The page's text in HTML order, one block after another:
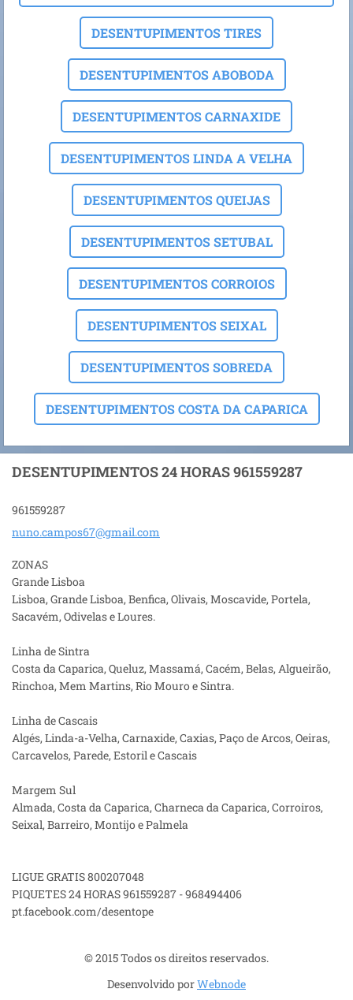
DESENTUPIMENTOS TIRES
DESENTUPIMENTOS ABOBODA
DESENTUPIMENTOS CARNAXIDE
DESENTUPIMENTOS LINDA A VELHA
DESENTUPIMENTOS QUEIJAS
DESENTUPIMENTOS SETUBAL
DESENTUPIMENTOS CORROIOS
DESENTUPIMENTOS SEIXAL
DESENTUPIMENTOS SOBREDA
DESENTUPIMENTOS COSTA DA CAPARICA
DESENTUPIMENTOS 24 HORAS 961559287
961559287
nuno.campos67@gmail.com
ZONAS
Grande Lisboa
Lisboa, Grande Lisboa, Benfica, Olivais, Moscavide, Portela,
Sacavém, Odivelas e Loures.
Linha de Sintra
Costa da Caparica, Queluz, Massamá, Cacém, Belas, Algueirão,
Rinchoa, Mem Martins, Rio Mouro e Sintra.
Linha de Cascais
Algés, Linda-a-Velha, Carnaxide, Caxias, Paço de Arcos, Oeiras,
Carcavelos, Parede, Estoril e Cascais
Margem Sul
Almada, Costa da Caparica, Charneca da Caparica, Corroiros,
Seixal, Barreiro, Montijo e Palmela
LIGUE GRATIS 800207048
PIQUETES 24 HORAS 961559287 - 968494406
pt.facebook.com/desentope
© 2015 Todos os direitos reservados.
Desenvolvido porWebnode